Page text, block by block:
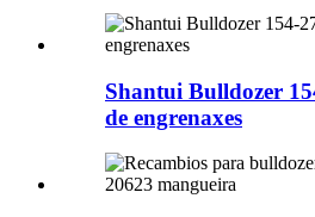
Shantui Bulldozer
de engrenaxes